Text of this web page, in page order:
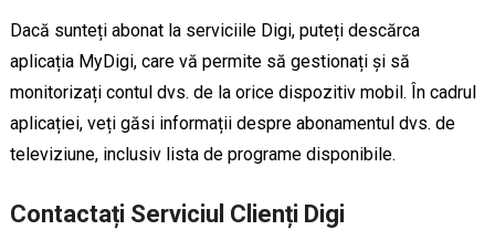
Dacă sunteți abonat la serviciile Digi, puteți descărca
aplicația MyDigi, care vă permite să gestionați și să
monitorizați contul dvs. de la orice dispozitiv mobil. În cadrul
aplicației, veți găsi informații despre abonamentul dvs. de
televiziune, inclusiv lista de programe disponibile.
Contactați Serviciul Clienți Digi